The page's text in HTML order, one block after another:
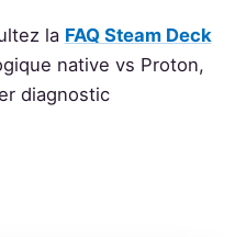
la FAQ Steam Deck
native vs Proton,
diagnostic